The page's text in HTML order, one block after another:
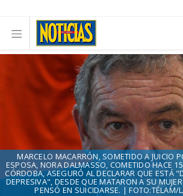
MARCELO MACARRÓN, SOMETIDO A JUICIO
ESPOSA, NORA DALMASSO, COMETIDO HACE
CÓRDOBA, ASEGURÓ AL DECLARAR QUE ESTÁ
DEPRESIVA", DESDE QUE MATARON A SU
PENSÓ EN SUICIDARSE. | FOTO:TÉLAM/